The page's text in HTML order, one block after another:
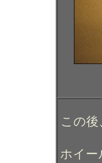
この
ホイー